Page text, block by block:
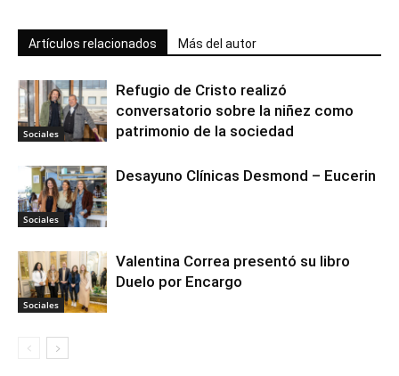
Artículos relacionados Más del autor
Sociales
Refugio de Cristo realizó
conversatorio sobre la niñez como
patrimonio de la sociedad
Sociales
Desayuno Clínicas Desmond – Eucerin
Sociales
Valentina Correa presentó su libro
Duelo por Encargo